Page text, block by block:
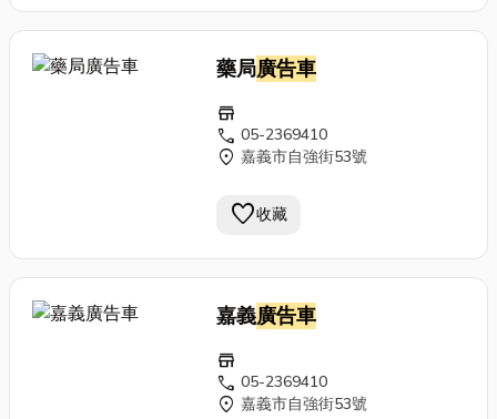
藥局廣告車
store
call 05-2369410
location_on 嘉義市自強街53號
favorite收藏
嘉義廣告車
store
call 05-2369410
location_on 嘉義市自強街53號